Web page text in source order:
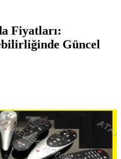
Fiyatları:
Güncel